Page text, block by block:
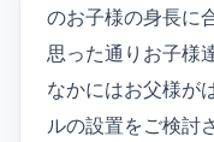
のお子様の身長に
思った通りお子様
なかにはお父様が
ルの設置をご検討